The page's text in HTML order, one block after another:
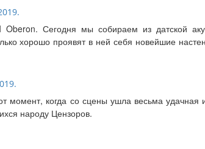
Сегодня мы собираем из датской
хорошо проявят в ней себя новейшие
момент, когда со сцены ушла весьма удачная
народу Цензоров.